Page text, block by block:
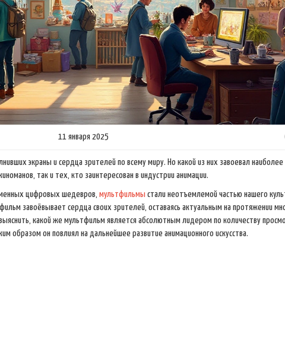
11 января 2025
экраны и сердца зрителей по всему миру. Но какой из них завоевал
так и тех, кто заинтересован в индустрии анимации.
цифровых шедевров, мультфильмы стали неотъемлемой частью нашего
завоёвывает сердца своих зрителей, оставаясь актуальным на протяжении
какой же мультфильм является абсолютным лидером по количеству
образом он повлиял на дальнейшее развитие анимационного искусства.